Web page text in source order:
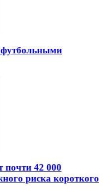
футбольными
почти 42 000
риска короткого